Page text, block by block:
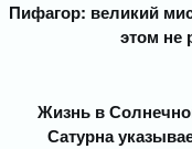
Пифагор: великий
этом не
Жизнь в
Сатурна